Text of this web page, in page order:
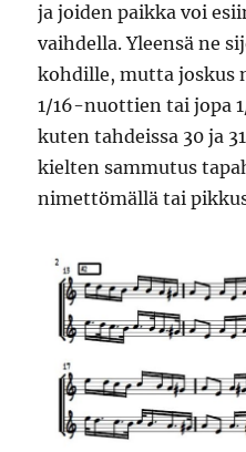
ja joiden paikka voi
vaihdella. Yleensä ne
kohdille, mutta joskus
1/16-nuottien tai jopa
kuten tahdeissa 30 ja
kielten sammutus
nimettömällä tai